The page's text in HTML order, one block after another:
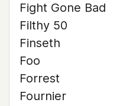
Fight Gone Bad
Filthy 50
Finseth
Foo
Forrest
Fournier